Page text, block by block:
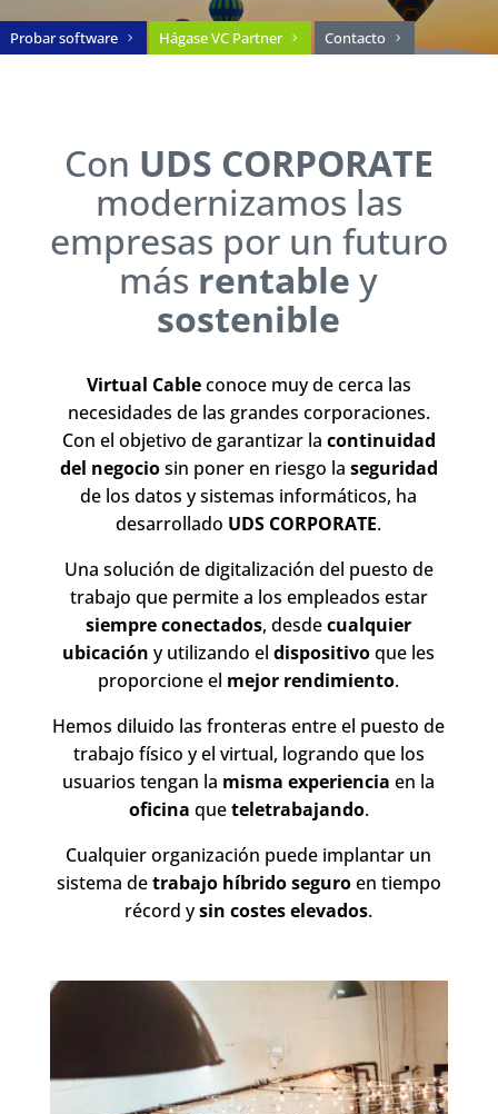
Hágase VC Partner Contacto
Probar software
Con UDS CORPORATE
modernizamos las
empresas por un futuro
más rentable y
sostenible
Virtual Cableconoce muy de cerca las
necesidades de las grandes corporaciones.
Con el objetivo de garantizar la continuidad
del negociosin poner en riesgo la seguridad
de los datos y sistemas informáticos, ha
desarrollado UDS CORPORATE.
Una solución de digitalización del puesto de
trabajo que permite a los empleados estar
siempre conectados, desdecualquier
ubicación y utilizando eldispositivoque les
proporcione el mejor rendimiento.
Hemos diluido las fronteras entre el puesto de
trabajo físico y el virtual, logrando que los
usuarios tengan la misma experiencia en la
oficina queteletrabajando.
Cualquier organización puede implantar un
sistema detrabajo híbrido seguroen tiempo
récord ysin costes elevados.